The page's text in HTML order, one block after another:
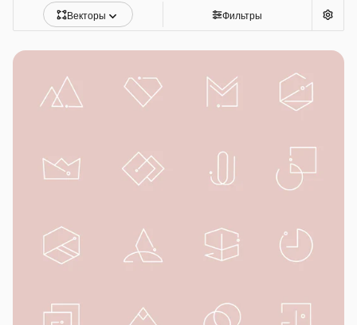
Векторы Фильтры